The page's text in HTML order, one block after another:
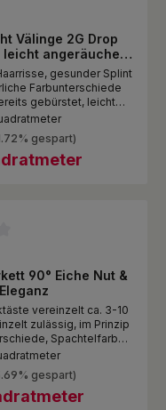
Välinge 2G Drop
leicht angeräuchert,
gesunder Splint
Farbunterschiede
gebürstet, leicht
1 - 2 Lagen im Pack
gespart)
90° Eiche Nut &
vereinzelt ca. 3-10
zulässig, im Prinzip
Spachtelfarbe
naturbelassen Stellen
wie Sie es möchten von
mit gebeizter
bis 3D
gespart)